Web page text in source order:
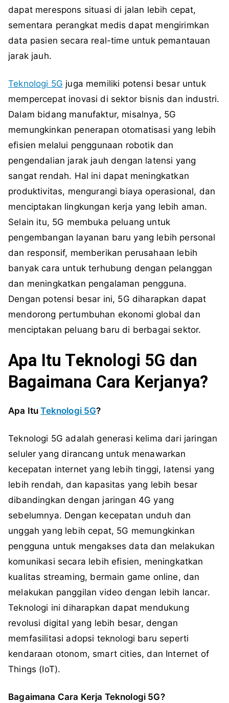
dapat merespons situasi di jalan lebih cepat,
sementara perangkat medis dapat mengirimkan
data pasien secara real-time untuk pemantauan
jarak jauh.
Teknologi 5G juga memiliki potensi besar untuk
mempercepat inovasi di sektor bisnis dan industri.
Dalam bidang manufaktur, misalnya, 5G
memungkinkan penerapan otomatisasi yang lebih
efisien melalui penggunaan robotik dan
pengendalian jarak jauh dengan latensi yang
sangat rendah. Hal ini dapat meningkatkan
produktivitas, mengurangi biaya operasional, dan
menciptakan lingkungan kerja yang lebih aman.
Selain itu, 5G membuka peluang untuk
pengembangan layanan baru yang lebih personal
dan responsif, memberikan perusahaan lebih
banyak cara untuk terhubung dengan pelanggan
dan meningkatkan pengalaman pengguna.
Dengan potensi besar ini, 5G diharapkan dapat
mendorong pertumbuhan ekonomi global dan
menciptakan peluang baru di berbagai sektor.
Apa Itu Teknologi 5G dan
Bagaimana Cara Kerjanya?
Apa ItuTeknologi 5G?
Teknologi 5G adalah generasi kelima dari jaringan
seluler yang dirancang untuk menawarkan
kecepatan internet yang lebih tinggi, latensi yang
lebih rendah, dan kapasitas yang lebih besar
dibandingkan dengan jaringan 4G yang
sebelumnya. Dengan kecepatan unduh dan
unggah yang lebih cepat, 5G memungkinkan
pengguna untuk mengakses data dan melakukan
komunikasi secara lebih efisien, meningkatkan
kualitas streaming, bermain game online, dan
melakukan panggilan video dengan lebih lancar.
Teknologi ini diharapkan dapat mendukung
revolusi digital yang lebih besar, dengan
memfasilitasi adopsi teknologi baru seperti
kendaraan otonom, smart cities, dan Internet of
Things (IoT).
Bagaimana Cara Kerja Teknologi 5G?